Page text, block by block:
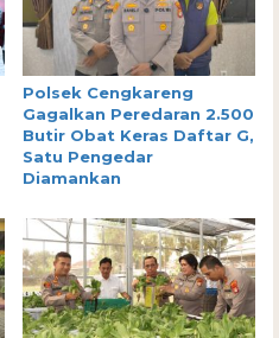
Polsek Cengkareng
Gagalkan Peredaran 2.500
Butir Obat Keras Daftar G,
Satu Pengedar
Diamankan